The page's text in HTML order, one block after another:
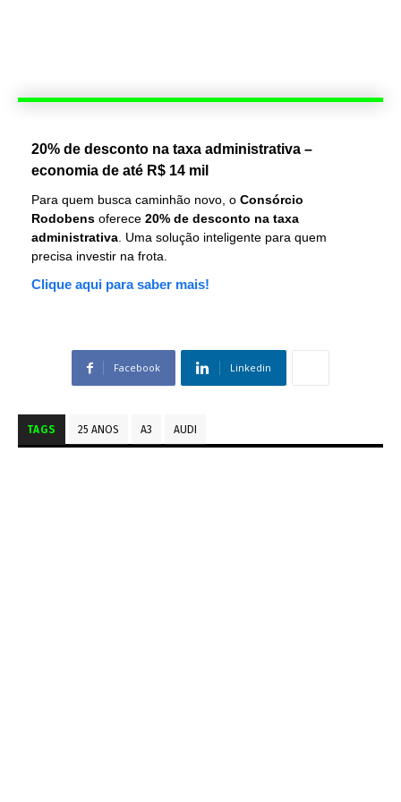
20% de desconto na taxa administrativa –
economia de até R$ 14 mil
Para quem busca caminhão novo, o Consórcio
Rodobens oferece 20% de desconto na taxa
administrativa . Uma solução inteligente para quem
precisa investir na frota.
Clique aqui para saber mais!
Facebook Linkedin
TAGS 25 ANOS A3 AUDI